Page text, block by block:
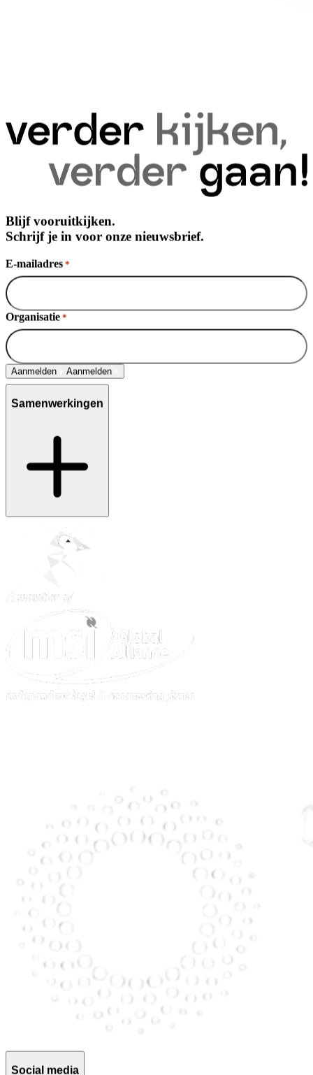
Blijf vooruitkijken.
Schrijf je in voor onze nieuwsbrief.
E-mailadres *
Organisatie *
Aanmelden Aanmelden
Samenwerkingen
Social media